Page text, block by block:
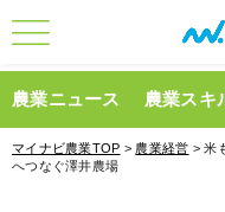
農業ニュース 農業スキ
マイナビ農業TOP > 農業経営 > 米
へつなぐ澤井農場